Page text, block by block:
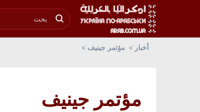
أخبار مؤتمر جينيف
مؤتمر جينيف